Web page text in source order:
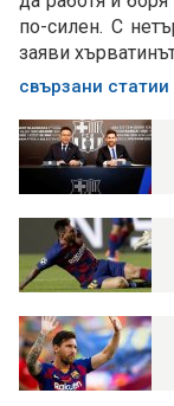
по-силен. С
заяви
свързани статии